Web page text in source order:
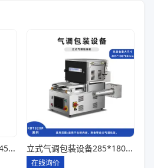
立式气调包装设备205*145*85一出四 立式气调包装设备285*180*80一出一
在线询价